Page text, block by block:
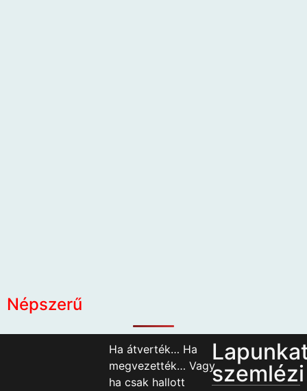
Népszerű
Ha átverték… Ha
megvezették… Vagy
ha csak hallott
szemlézi